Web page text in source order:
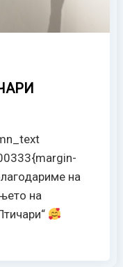
на
на